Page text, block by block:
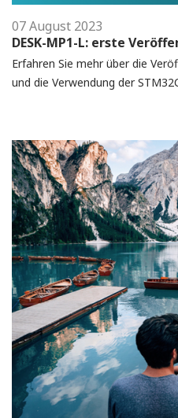
07 August 2023
DESK-MP1-L: erste
Erfahren Sie mehr über die
und die Verwendung der